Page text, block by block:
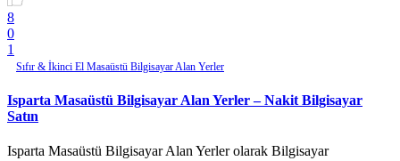
8
0
1
Sıfır & İkinci El Masaüstü Bilgisayar Alan Yerler
Isparta Masaüstü Bilgisayar Alan Yerler – Nakit Bilgisayar
Satın
Isparta Masaüstü Bilgisayar Alan Yerler olarak Bilgisayar